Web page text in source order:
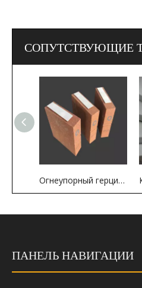
СОПУТСТВУЮЩИЕ
Огнеупорный герцинитовый огнеупорный кирпич для зоны обжига вращающейся печи
ПАНЕЛЬ НАВИГАЦИИ